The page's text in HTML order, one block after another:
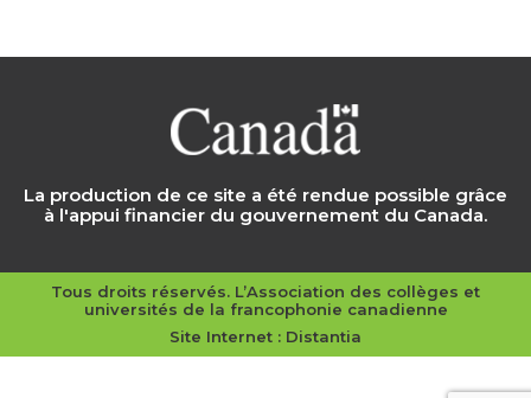
La production de ce site a été rendue possible grâce
à l'appui financier du gouvernement du Canada.
Tous droits réservés. L’Association des collèges et
universités de la francophonie canadienne
Site Internet : Distantia